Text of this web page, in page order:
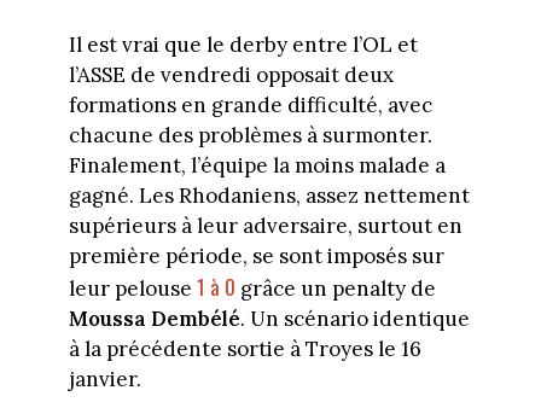
Il est vrai que le derby entre l’OL et
l’ASSE de vendredi opposait deux
formations en grande difficulté, avec
chacune des problèmes à surmonter.
Finalement, l’équipe la moins malade a
gagné. Les Rhodaniens, assez nettement
supérieurs à leur adversaire, surtout en
première période, se sont imposés sur
leur pelouse 1 à 0 grâce un penalty de
Moussa Dembélé. Un scénario identique
à la précédente sortie à Troyes le 16
janvier.